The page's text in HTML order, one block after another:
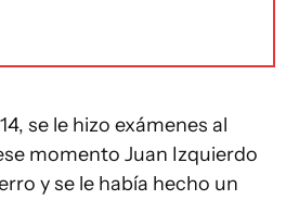
se le hizo exámenes al
momento Juan Izquierdo
y se le había hecho un